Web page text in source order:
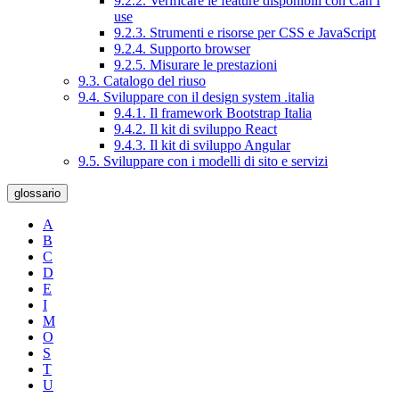
use
9.2.3. Strumenti e risorse per CSS e JavaScript
9.2.4. Supporto browser
9.2.5. Misurare le prestazioni
9.3. Catalogo del riuso
9.4. Sviluppare con il design system .italia
9.4.1. Il framework Bootstrap Italia
9.4.2. Il kit di sviluppo React
9.4.3. Il kit di sviluppo Angular
9.5. Sviluppare con i modelli di sito e servizi
glossario
A
B
C
D
E
I
M
O
S
T
U